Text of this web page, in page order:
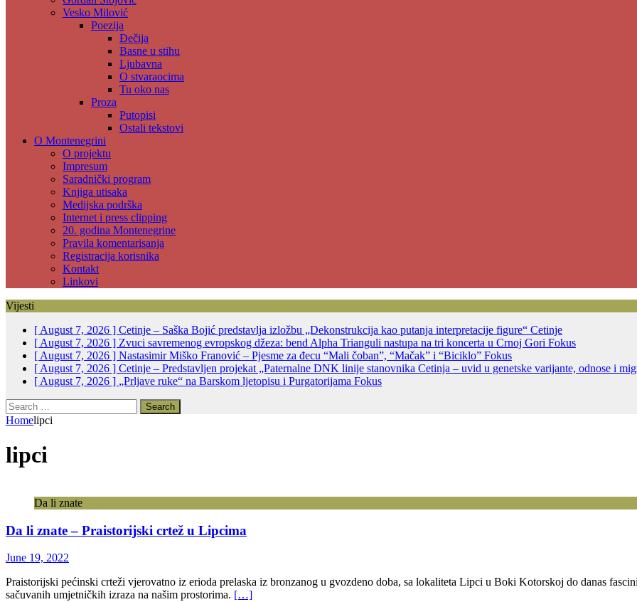
Vesko Milović
Poezija
Đečija
Basne u stihu
Ljubavna
O stvaraocima
Tu oko nas
Proza
Putopisi
Ostali tekstovi
O Montenegrini
O projektu
Impresum
Saradnički program
Knjiga utisaka
Medijska podrška
Internet i press clipping
20. godina Montenegrine
Pravila komentarisanja
Registracija korisnika
Kontakt
Linkovi
Vijesti
[ August 7, 2026 ] Cetinje – Saška Bojić predstavlja izložbu „Dekonstrukcija kao putanja interpretacije figure“ Cetinje
[ August 7, 2026 ] Zvuci savremenog evropskog džeza: bend Alpha Trianguli nastupa na tri koncerta u Crnoj Gori Fokus
[ August 7, 2026 ] Nastasimir Miško Franović – Pjesme za đecu “Mali čoban”, “Mačak” i “Biciklo” Fokus
[ August 7, 2026 ] Cetinje – Predstavljen projekat „Paternalne DNK linije stanovnika Cetinja – uvid u genetske varijante, odnose i
[ August 7, 2026 ] „Prljave ruke“ na Barskom ljetopisu i Purgatorijama Fokus
Search
for:
Homelipci
lipci
Da li znate
Da li znate – Praistorijski crtež u Lipcima
June 19, 2022
Praistorijski pećinski crteži vjerovatno iz erioda prelaska iz bronzanog u gvozdeno doba, sa lokaliteta Lipci u Boki Kotorskoj do danas
sačuvanih umjetničkih izraza na našim prostorima. […]